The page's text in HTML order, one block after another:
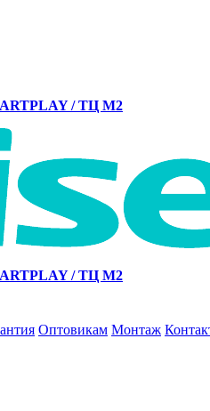
/ ТЦ М2
/ ТЦ М2
Оптовикам Монтаж